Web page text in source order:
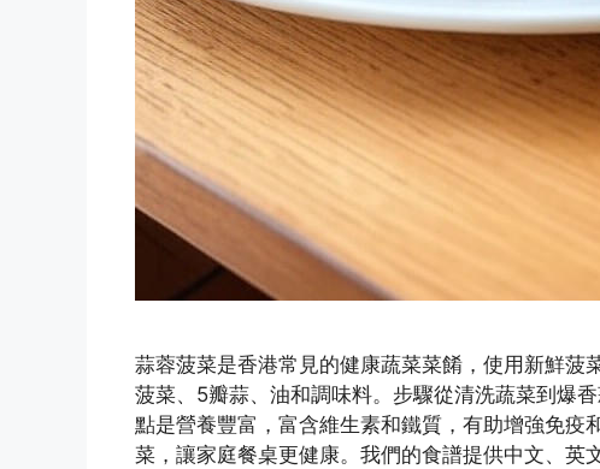
蒜蓉菠菜是香港常見的健康蔬菜菜餚，使用新鮮
菠菜、5瓣蒜、油和調味料。步驟從清洗蔬菜到爆
點是營養豐富，富含維生素和鐵質，有助增強免疫
菜，讓家庭餐桌更健康。我們的食譜提供中文、英